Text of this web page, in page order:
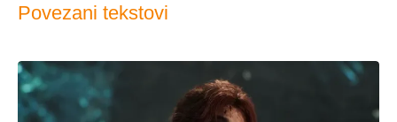
Povezani tekstovi